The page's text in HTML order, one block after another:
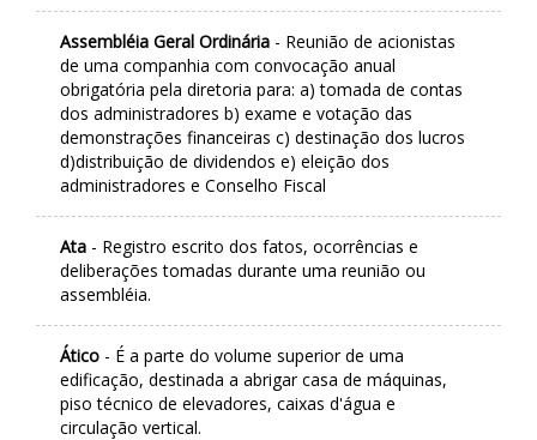
Assembléia Geral Ordinária - Reunião de acionistas
de uma companhia com convocação anual
obrigatória pela diretoria para: a) tomada de contas
dos administradores b) exame e votação das
demonstrações financeiras c) destinação dos lucros
d)distribuição de dividendos e) eleição dos
administradores e Conselho Fiscal
Ata - Registro escrito dos fatos, ocorrências e
deliberações tomadas durante uma reunião ou
assembléia.
Ático - É a parte do volume superior de uma
edificação, destinada a abrigar casa de máquinas,
piso técnico de elevadores, caixas d'água e
circulação vertical.